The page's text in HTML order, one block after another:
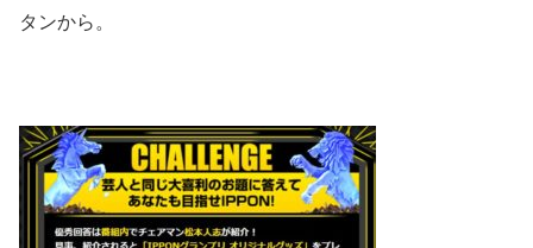
タンから。